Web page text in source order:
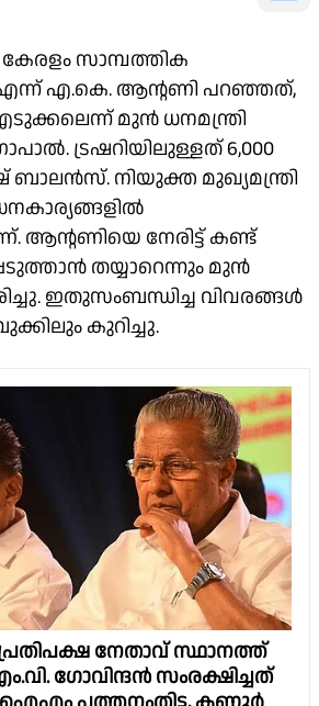
സാമ്പത്തിക
എന്ന് എ.കെ. ആൻ്റണി പറഞ്ഞത്,
മുൻ ധനമന്ത്രി
ട്രഷറിയിലുള്ളത് 6,000
ബാലൻസ്. നിയുക്ത മുഖ്യമന്ത്രി
ആൻ്റണിയെ നേരിട്ട് കണ്ട്
തയ്യാറെന്നും മുൻ
ഇതുസംബന്ധിച്ച വിവരങ്ങൾ
കുറിച്ചു.
നേതാവ് സ്ഥാനത്ത്
ഗോവിന്ദൻ സംരക്ഷിച്ചത്